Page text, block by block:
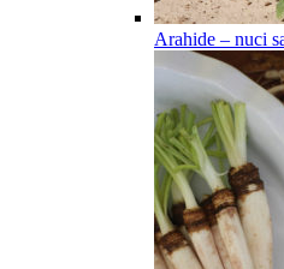
Arahide – nuci